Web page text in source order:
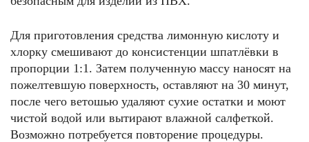
Для приготовления средства лимонную кислоту и
хлорку смешивают до консистенции шпатлёвки в
пропорции 1:1. Затем полученную массу наносят на
пожелтевшую поверхность, оставляют на 30 минут,
после чего ветошью удаляют сухие остатки и моют
чистой водой или вытирают влажной салфеткой.
Возможно потребуется повторение процедуры.